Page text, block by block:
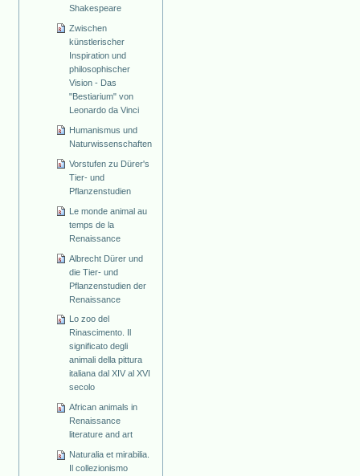
Shakespeare
Zwischen
künstlerischer
Inspiration und
philosophischer
Vision - Das
"Bestiarium" von
Leonardo da Vinci
Humanismus und
Naturwissenschaften
Vorstufen zu Dürer's
Tier- und
Pflanzenstudien
Le monde animal au
temps de la
Renaissance
Albrecht Dürer und
die Tier- und
Pflanzenstudien der
Renaissance
Lo zoo del
Rinascimento. Il
significato degli
animali della pittura
italiana dal XIV al XVI
secolo
African animals in
Renaissance
literature and art
Naturalia et mirabilia.
Il collezionismo